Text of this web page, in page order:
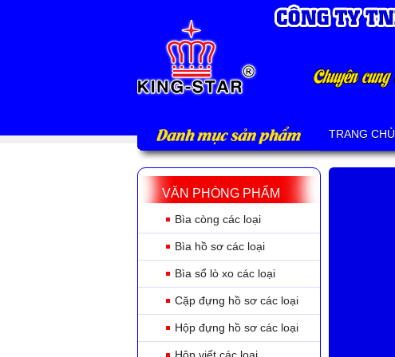
Danh mục sản phẩm TRANG CHỦ
VĂN PHÒNG PHẨM
Bìa còng các loại
Bìa hồ sơ các loại
Bìa sổ lò xo các loại
Cặp đựng hồ sơ các loại
Hộp đựng hồ sơ các loại